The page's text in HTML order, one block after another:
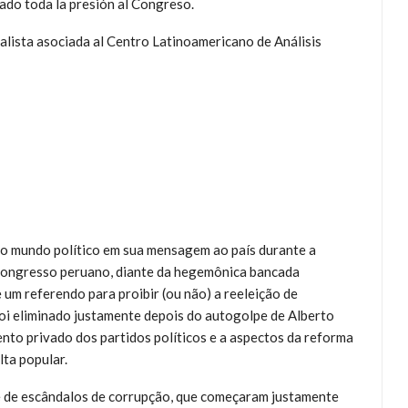
toda la presión al Congreso.
asociada al Centro Latinoamericano de Análisis
político em sua mensagem ao país durante a
peruano, diante da hegemônica bancada
referendo para proibir (ou não) a reeleição de
eliminado justamente depois do autogolpe de Alberto
privado dos partidos políticos e a aspectos da reforma
popular.
escândalos de corrupção, que começaram justamente